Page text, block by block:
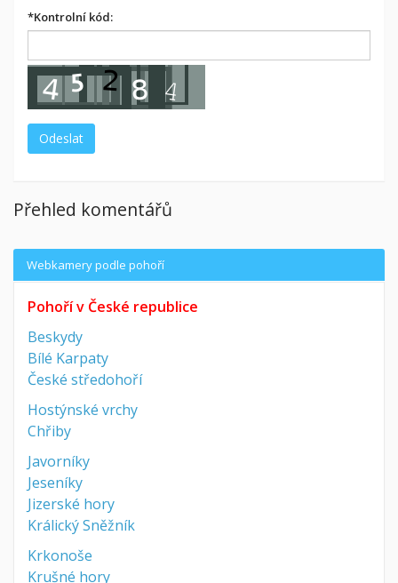
*Kontrolní kód:
Přehled komentářů
Webkamery podle pohoří
Pohoří v České republice
Beskydy
Bílé Karpaty
České středohoří
Hostýnské vrchy
Chřiby
Javorníky
Jeseníky
Jizerské hory
Králický Sněžník
Krkonoše
Krušné hory